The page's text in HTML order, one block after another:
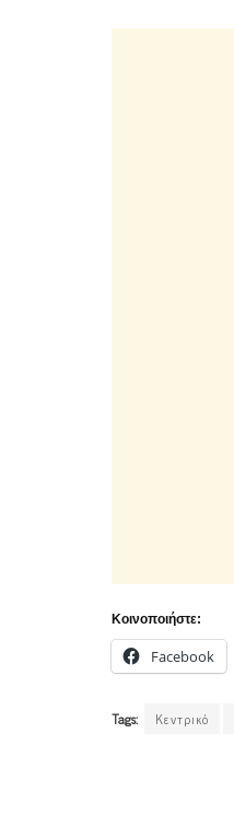
Κοινοποιήστε:
Facebook
Tags: Κεντρικό